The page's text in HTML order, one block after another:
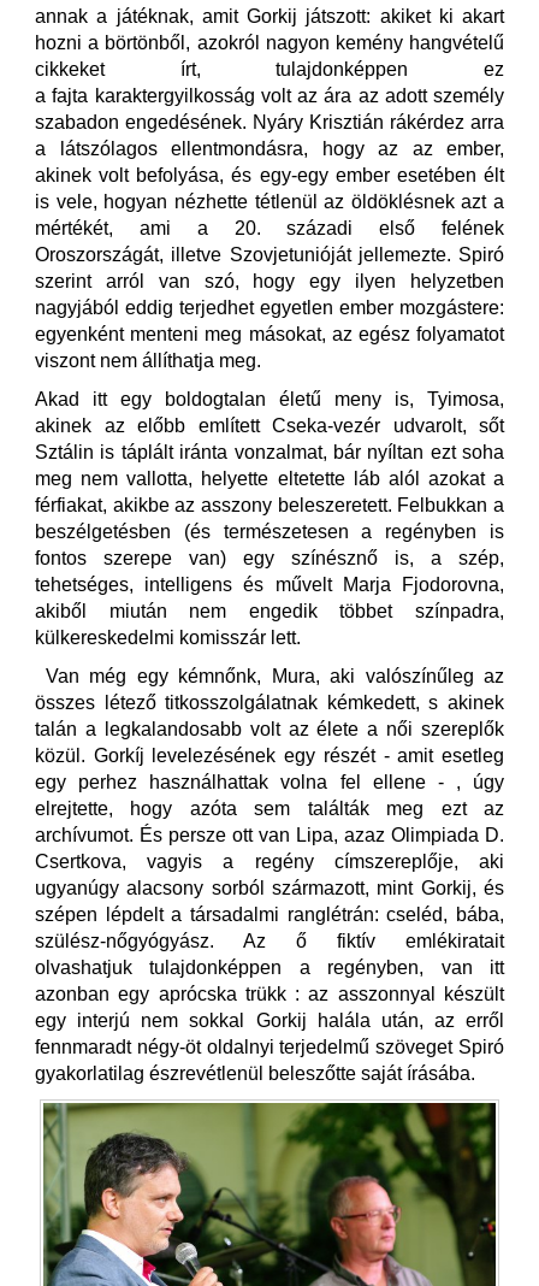
annak a játéknak, amit Gorkij játszott: akiket ki akart
hozni a börtönből, azokról nagyon kemény hangvételű
cikkeket írt, tulajdonképpen ez
a fajta karaktergyilkosság volt az ára az adott személy
szabadon engedésének. Nyáry Krisztián rákérdez arra
a látszólagos ellentmondásra, hogy az az ember,
akinek volt befolyása, és egy-egy ember esetében élt
is vele, hogyan nézhette tétlenül az öldöklésnek azt a
mértékét, ami a 20. századi első felének
Oroszországát, illetve Szovjetunióját jellemezte. Spiró
szerint arról van szó, hogy egy ilyen helyzetben
nagyjából eddig terjedhet egyetlen ember mozgástere:
egyenként menteni meg másokat, az egész folyamatot
viszont nem állíthatja meg.
Akad itt egy boldogtalan életű meny is, Tyimosa,
akinek az előbb említett Cseka-vezér udvarolt, sőt
Sztálin is táplált iránta vonzalmat, bár nyíltan ezt soha
meg nem vallotta, helyette eltetette láb alól azokat a
férfiakat, akikbe az asszony beleszeretett. Felbukkan a
beszélgetésben (és természetesen a regényben is
fontos szerepe van) egy színésznő is, a szép,
tehetséges, intelligens és művelt Marja Fjodorovna,
akiből miután nem engedik többet színpadra,
külkereskedelmi komisszár lett.
Van még egy kémnőnk, Mura, aki valószínűleg az
összes létező titkosszolgálatnak kémkedett, s akinek
talán a legkalandosabb volt az élete a női szereplők
közül. Gorkíj levelezésének egy részét - amit esetleg
egy perhez használhattak volna fel ellene - , úgy
elrejtette, hogy azóta sem találták meg ezt az
archívumot. És persze ott van Lipa, azaz Olimpiada D.
Csertkova, vagyis a regény címszereplője, aki
ugyanúgy alacsony sorból származott, mint Gorkij, és
szépen lépdelt a társadalmi ranglétrán: cseléd, bába,
szülész-nőgyógyász. Az ő fiktív emlékiratait
olvashatjuk tulajdonképpen a regényben, van itt
azonban egy aprócska trükk : az asszonnyal készült
egy interjú nem sokkal Gorkij halála után, az erről
fennmaradt négy-öt oldalnyi terjedelmű szöveget Spiró
gyakorlatilag észrevétlenül beleszőtte saját írásába.